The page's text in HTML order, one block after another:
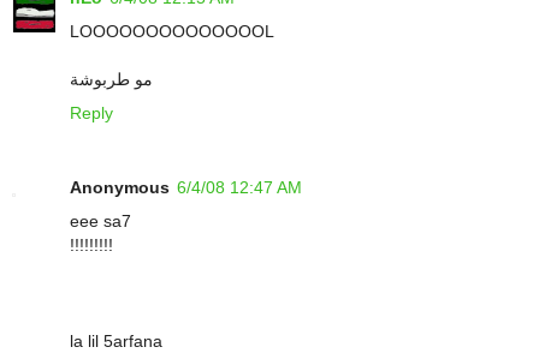
LOOOOOOOOOOOOOOL
مو طربوشة
Reply
Anonymous 6/4/08 12:47 AM
eee sa7
!!!!!!!!!
la lil 5arfana